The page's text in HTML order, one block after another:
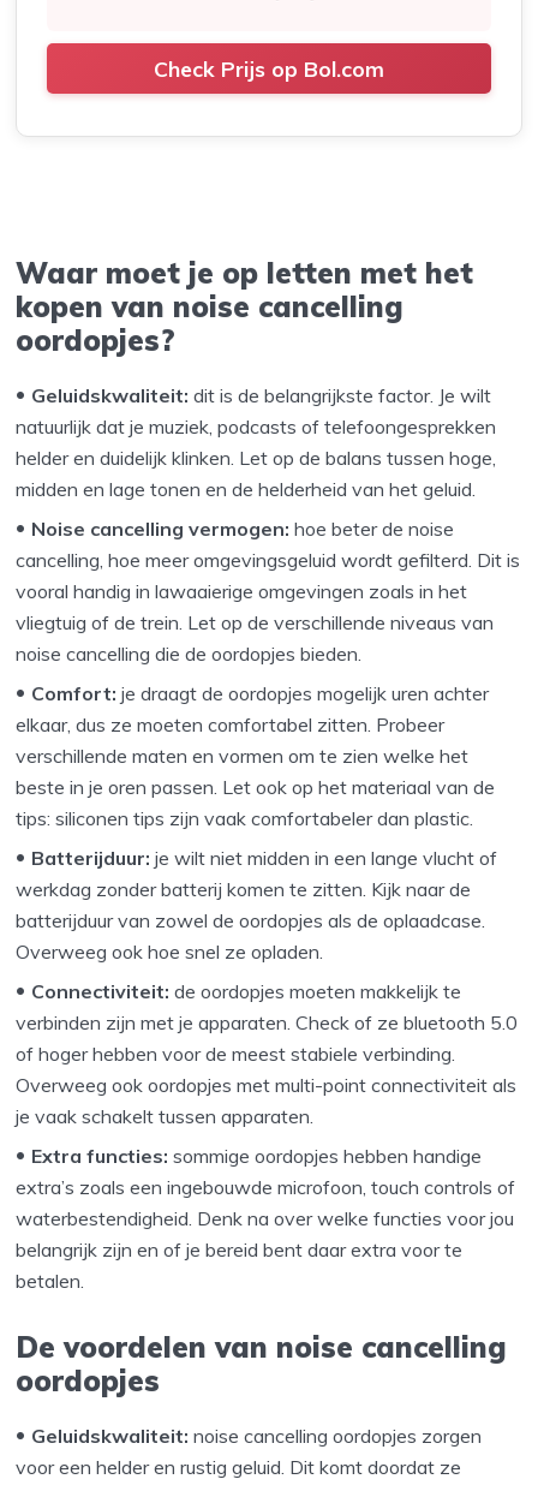
Check Prijs op Bol.com
Waar moet je op letten met het
kopen van noise cancelling
oordopjes?
Geluidskwaliteit: dit is de belangrijkste factor. Je wilt
natuurlijk dat je muziek, podcasts of telefoongesprekken
helder en duidelijk klinken. Let op de balans tussen hoge,
midden en lage tonen en de helderheid van het geluid.
Noise cancelling vermogen: hoe beter de noise
cancelling, hoe meer omgevingsgeluid wordt gefilterd. Dit is
vooral handig in lawaaierige omgevingen zoals in het
vliegtuig of de trein. Let op de verschillende niveaus van
noise cancelling die de oordopjes bieden.
Comfort: je draagt de oordopjes mogelijk uren achter
elkaar, dus ze moeten comfortabel zitten. Probeer
verschillende maten en vormen om te zien welke het
beste in je oren passen. Let ook op het materiaal van de
tips: siliconen tips zijn vaak comfortabeler dan plastic.
Batterijduur: je wilt niet midden in een lange vlucht of
werkdag zonder batterij komen te zitten. Kijk naar de
batterijduur van zowel de oordopjes als de oplaadcase.
Overweeg ook hoe snel ze opladen.
Connectiviteit: de oordopjes moeten makkelijk te
verbinden zijn met je apparaten. Check of ze bluetooth 5.0
of hoger hebben voor de meest stabiele verbinding.
Overweeg ook oordopjes met multi-point connectiviteit als
je vaak schakelt tussen apparaten.
Extra functies: sommige oordopjes hebben handige
extra’s zoals een ingebouwde microfoon, touch controls of
waterbestendigheid. Denk na over welke functies voor jou
belangrijk zijn en of je bereid bent daar extra voor te
betalen.
De voordelen van noise cancelling
oordopjes
Geluidskwaliteit: noise cancelling oordopjes zorgen
voor een helder en rustig geluid. Dit komt doordat ze